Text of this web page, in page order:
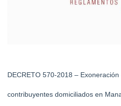
DECRETO 570-2018 – Exoneración
contribuyentes domiciliados en